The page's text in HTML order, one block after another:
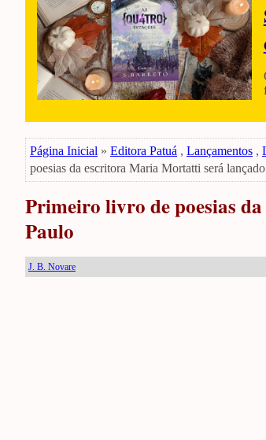
Página Inicial » Editora Patuá , Lançamentos ,
poesias da escritora Maria Mortatti será
Primeiro livro de poesias
Paulo
J. B. Novare